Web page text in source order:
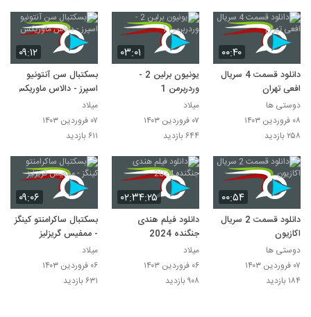
۰۰:۴۰
دانلود قسمت 4 سریال
افعی تهران
دوستی ها
۰۸ فروردین ۱۴۰۳
۲۵۸ بازدید
۰۳:۰۱
یونیون برلین 2 -
وردربرمن 1
میلاد
۰۷ فروردین ۱۴۰۳
۶۴۴ بازدید
۰۹:۱۲
بسکتبال سن آنتونیو
اسپرز - دالاس ماوریکس
میلاد
۰۷ فروردین ۱۴۰۳
۶۱۱ بازدید
۰۰:۵۴
دانلود قسمت 2 سریال
اکازیون
دوستی ها
۰۷ فروردین ۱۴۰۳
۱۸۴ بازدید
۰۲:۳۴:۲۵
دانلود فیلم هندی
جنگنده 2024
میلاد
۰۶ فروردین ۱۴۰۳
۹۰۸ بازدید
۰۹:۰۶
بسکتبال ساکرامنتو کینگز
- ممفیس گریزلیز
میلاد
۰۶ فروردین ۱۴۰۳
۶۳۱ بازدید